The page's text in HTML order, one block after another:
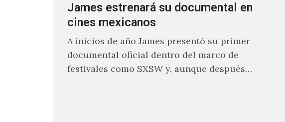
James estrenará su documental en
cines mexicanos
A inicios de año James presentó su primer
documental oficial dentro del marco de
festivales como SXSW y, aunque después